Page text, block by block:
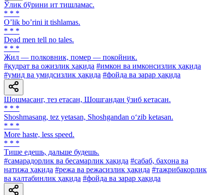
Ўлик бўрини ит тишламас.
* * *
Oʼlik boʼrini it tishlamas.
* * *
Dead men tell no tales.
* * *
Жил — полковник, помер — покойник.
#қудрат ва ожизлик ҳақида #имкон ва имконсизлик ҳақида
#умид ва умидсизлик ҳақида #фойда ва зарар ҳақида
Шошмасанг, тез етасан, Шошгандан ўзиб кетасан.
* * *
Shoshmasang, tez yetasan, Shoshgandan o‘zib ketasan.
* * *
More haste, less speed.
* * *
Тише едешь, дальше будешь.
#самарадорлик ва бесамарлик ҳақида #сабаб, баҳона ва
натижа ҳақида #режа ва режасизлик ҳақида #тажрибакорлик
ва калтабинлик ҳақида #фойда ва зарар ҳақида